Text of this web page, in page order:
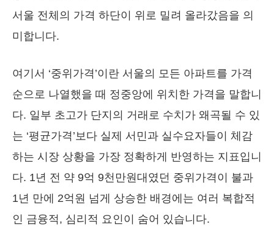
서울 전체의 가격 하단이 위로 밀려 올라갔음을 의
미합니다.
여기서 ‘중위가격’이란 서울의 모든 아파트를 가격
순으로 나열했을 때 정중앙에 위치한 가격을 말합니
다. 일부 초고가 단지의 거래로 수치가 왜곡될 수 있
는 ‘평균가격’보다 실제 서민과 실수요자들이 체감
하는 시장 상황을 가장 정확하게 반영하는 지표입니
다. 1년 전 약 9억 9천만원대였던 중위가격이 불과
1년 만에 2억원 넘게 상승한 배경에는 여러 복합적
인 금융적, 심리적 요인이 숨어 있습니다.